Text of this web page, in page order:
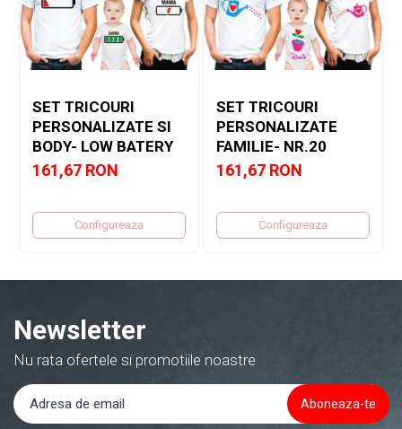
SET TRICOURI
PERSONALIZATE SI
BODY- LOW BATERY
161,67 RON
Configureaza
SET TRICOURI
PERSONALIZATE
FAMILIE- NR.20
161,67 RON
Configureaza
Newsletter
Nu rata ofertele si promotiile noastre